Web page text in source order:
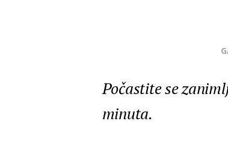
Počastite se
minuta.